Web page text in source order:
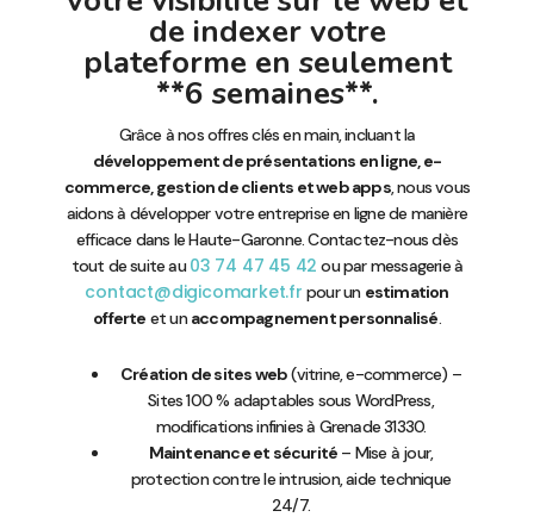
de indexer votre
plateforme en seulement
**6 semaines**.
Grâce à nos offres clés en main, incluant la
développement de présentations en ligne, e-
commerce, gestion de clients et web apps, nous vous
aidons à développer votre entreprise en ligne de manière
efficace dans le Haute-Garonne. Contactez-nous dès
tout de suite au03 74 47 45 42 ou par messagerie à
contact@digicomarket.fr pour un estimation
offerte et unaccompagnement personnalisé.
Création de sites web(vitrine, e-commerce) –
Sites 100 % adaptables sous WordPress,
modifications infinies à Grenade 31330.
Maintenance et sécurité – Mise à jour,
protection contre le intrusion, aide technique
24/7.